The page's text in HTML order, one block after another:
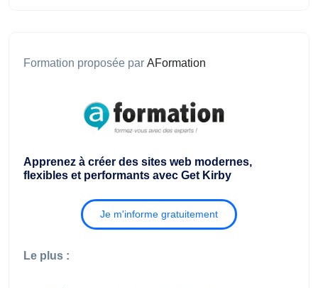
Formation proposée par AFormation
Apprenez à créer des sites web modernes,
flexibles et performants avec Get Kirby
Je m'informe gratuitement
Le plus :